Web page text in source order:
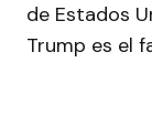
de Estados
Trump es el